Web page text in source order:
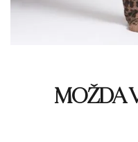
MOŽDA